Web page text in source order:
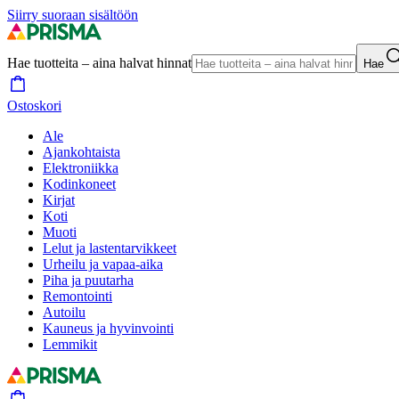
Siirry suoraan sisältöön
Hae tuotteita – aina halvat hinnat Hae
Ostoskori
Ale
Ajankohtaista
Elektroniikka
Kodinkoneet
Kirjat
Koti
Muoti
Lelut ja lastentarvikkeet
Urheilu ja vapaa-aika
Piha ja puutarha
Remontointi
Autoilu
Kauneus ja hyvinvointi
Lemmikit